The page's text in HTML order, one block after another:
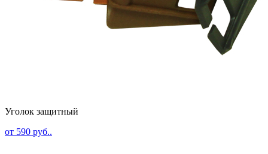
Уголок защитный
от 590 руб..